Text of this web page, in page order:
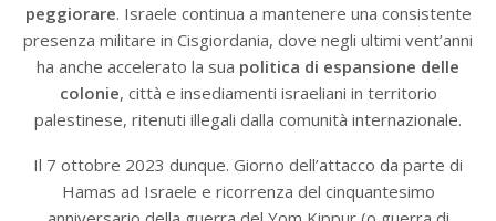
peggiorare. Israele continua a mantenere una consistente
presenza militare in Cisgiordania, dove negli ultimi vent’anni
ha anche accelerato la sua politica di espansione delle
colonie, città e insediamenti israeliani in territorio
palestinese, ritenuti illegali dalla comunità internazionale.
Il 7 ottobre 2023 dunque. Giorno dell’attacco da parte di
Hamas ad Israele e ricorrenza del cinquantesimo